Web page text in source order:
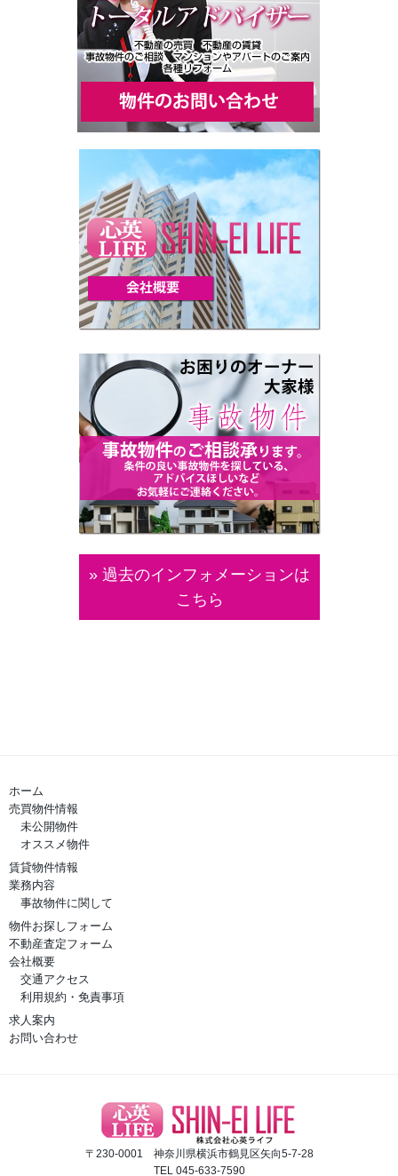
» 過去のインフォメーションは
こちら
ホーム
売買物件情報
未公開物件
オススメ物件
賃貸物件情報
業務内容
事故物件に関して
物件お探しフォーム
不動産査定フォーム
会社概要
交通アクセス
利用規約・免責事項
求人案内
お問い合わせ
〒230-0001 神奈川県横浜市鶴見区矢向5-7-28
TEL 045-633-7590